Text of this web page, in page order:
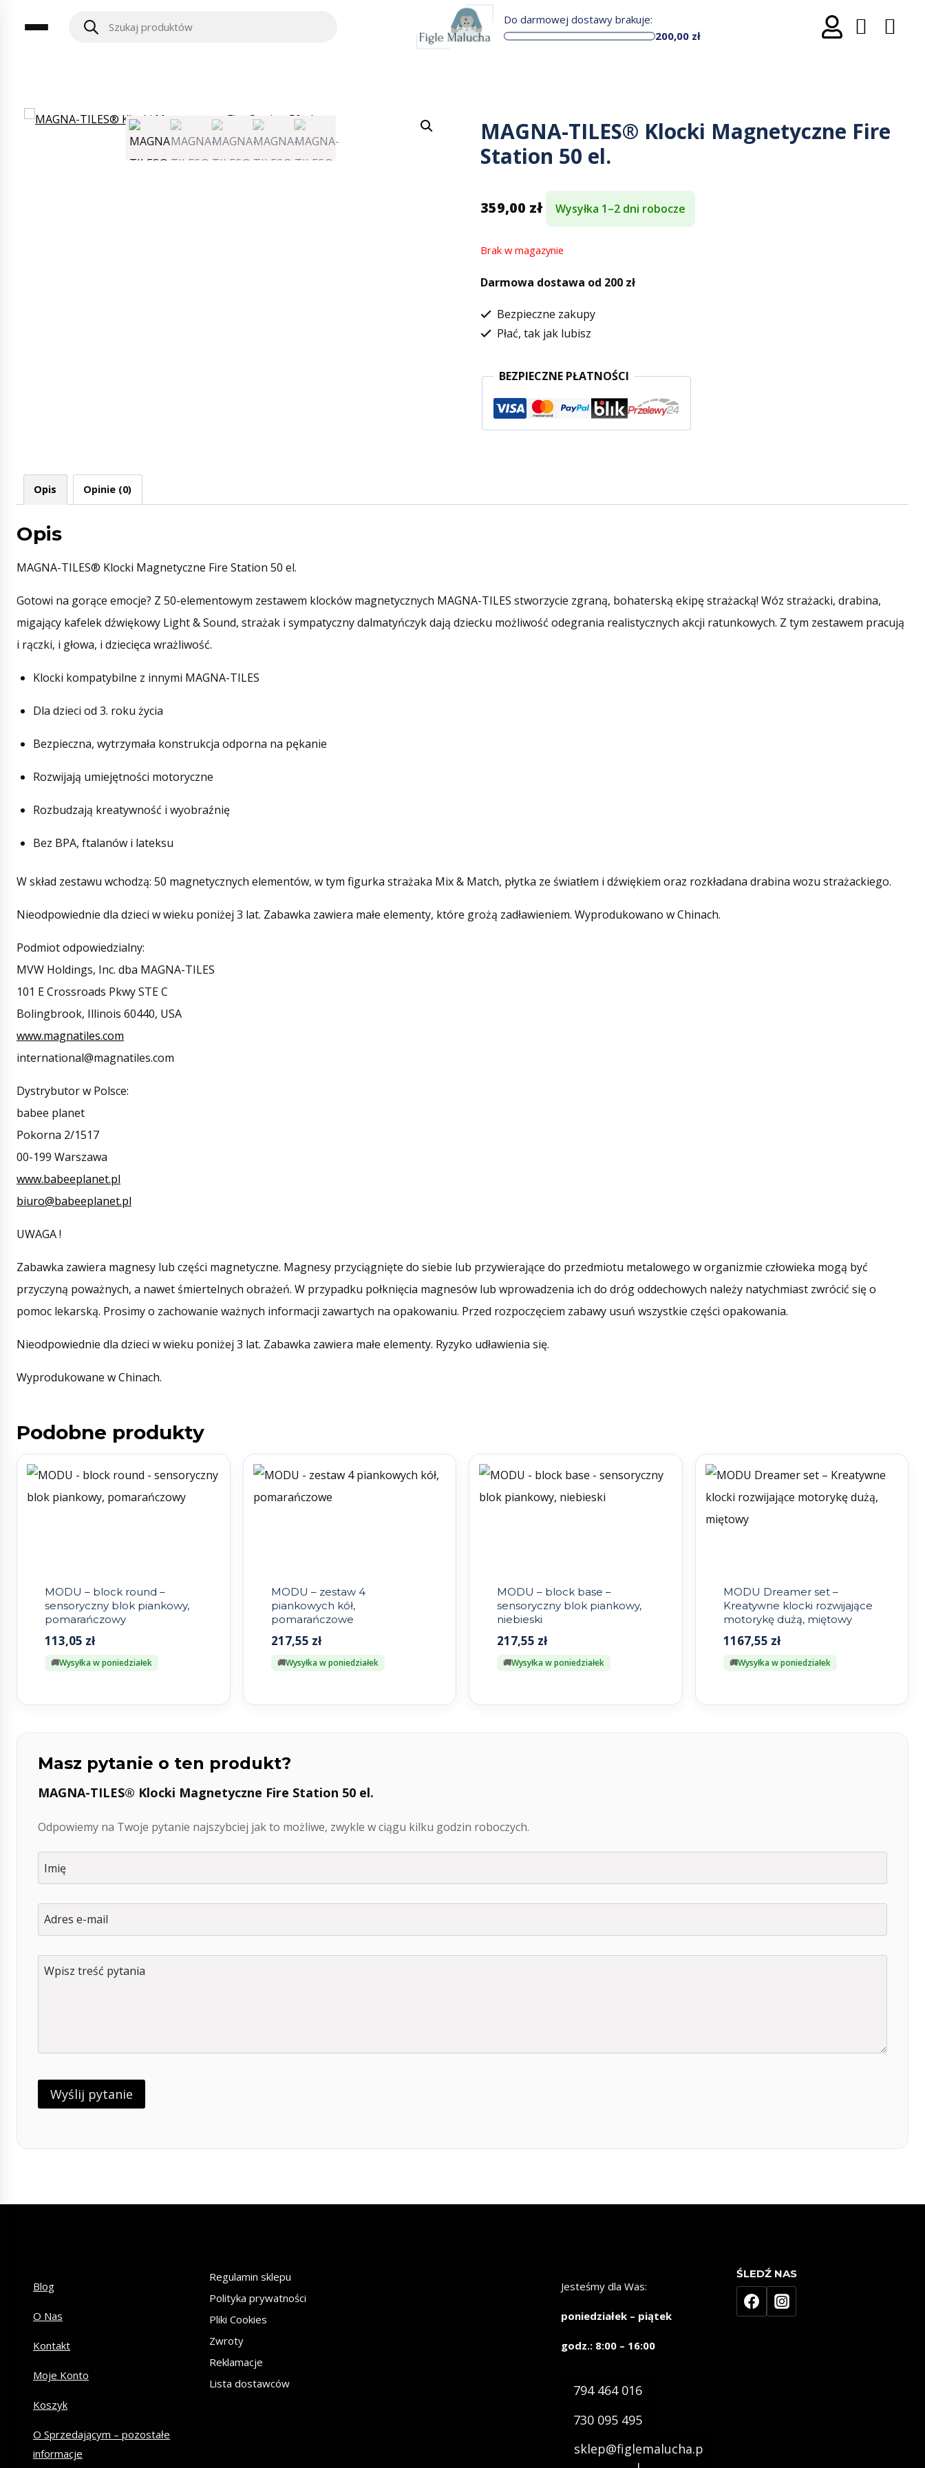
Do darmowej dostawy brakuje:
200,00 zł
MAGNA-TILES® Klocki Magnetyczne Fire
Station 50 el.
359,00 zł Wysyłka 1–2 dni robocze
Brak w magazynie
Darmowa dostawa od 200 zł
Bezpieczne zakupy
Płać, tak jak lubisz
BEZPIECZNE PŁATNOŚCI
Opis Opinie (0)
Opis
MAGNA-TILES® Klocki Magnetyczne Fire Station 50 el.
Gotowi na gorące emocje? Z 50-elementowym zestawem klocków magnetycznych MAGNA-TILES stworzycie zgraną, bohaterską ekipę strażacką! Wóz strażacki, drabina,
migający kafelek dźwiękowy Light & Sound, strażak i sympatyczny dalmatyńczyk dają dziecku możliwość odegrania realistycznych akcji ratunkowych. Z tym zestawem pracują
i rączki, i głowa, i dziecięca wrażliwość.
Klocki kompatybilne z innymi MAGNA-TILES
Dla dzieci od 3. roku życia
Bezpieczna, wytrzymała konstrukcja odporna na pękanie
Rozwijają umiejętności motoryczne
Rozbudzają kreatywność i wyobraźnię
Bez BPA, ftalanów i lateksu
W skład zestawu wchodzą: 50 magnetycznych elementów, w tym figurka strażaka Mix & Match, płytka ze światłem i dźwiękiem oraz rozkładana drabina wozu strażackiego.
Nieodpowiednie dla dzieci w wieku poniżej 3 lat. Zabawka zawiera małe elementy, które grożą zadławieniem. Wyprodukowano w Chinach.
Podmiot odpowiedzialny:
MVW Holdings, Inc. dba MAGNA-TILES
101 E Crossroads Pkwy STE C
Bolingbrook, Illinois 60440, USA
www.magnatiles.com
international@magnatiles.com
Dystrybutor w Polsce:
babee planet
Pokorna 2/1517
00-199 Warszawa
www.babeeplanet.pl
biuro@babeeplanet.pl
UWAGA !
Zabawka zawiera magnesy lub części magnetyczne. Magnesy przyciągnięte do siebie lub przywierające do przedmiotu metalowego w organizmie człowieka mogą być
przyczyną poważnych, a nawet śmiertelnych obrażeń. W przypadku połknięcia magnesów lub wprowadzenia ich do dróg oddechowych należy natychmiast zwrócić się o
pomoc lekarską. Prosimy o zachowanie ważnych informacji zawartych na opakowaniu. Przed rozpoczęciem zabawy usuń wszystkie części opakowania.
Nieodpowiednie dla dzieci w wieku poniżej 3 lat. Zabawka zawiera małe elementy. Ryzyko udławienia się.
Wyprodukowane w Chinach.
Podobne produkty
MODU – block round –
sensoryczny blok piankowy,
pomarańczowy
113,05 zł
Wysyłka w poniedziałek
MODU – zestaw 4
piankowych kół,
pomarańczowe
217,55 zł
Wysyłka w poniedziałek
MODU – block base –
sensoryczny blok piankowy,
niebieski
217,55 zł
Wysyłka w poniedziałek
MODU Dreamer set –
Kreatywne klocki rozwijające
motorykę dużą, miętowy
1167,55 zł
Wysyłka w poniedziałek
Masz pytanie o ten produkt?
MAGNA-TILES® Klocki Magnetyczne Fire Station 50 el.
Odpowiemy na Twoje pytanie najszybciej jak to możliwe, zwykle w ciągu kilku godzin roboczych.
Blog
O Nas
Kontakt
Moje Konto
Koszyk
O Sprzedającym – pozostałe
informacje
Regulamin sklepu
Polityka prywatności
Pliki Cookies
Zwroty
Reklamacje
Lista dostawców
Jesteśmy dla Was:
poniedziałek – piątek
godz.: 8:00 – 16:00
794 464 016
730 095 495
sklep@figlemalucha.p
ŚLEDŹ NAS